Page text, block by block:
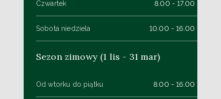
Czwartek 8.00 - 17.00
Sobota niedziela 10.00 - 16.00
Sezon zimowy (1 lis - 31 mar)
Od wtorku do piątku 8.00 - 16.00